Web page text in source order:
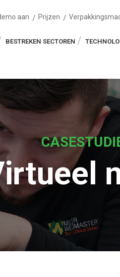
aan Prijzen
BESTREKEN SECTOREN